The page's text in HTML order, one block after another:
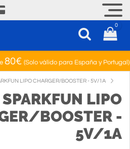
0
80€ (Solo válido para España y Portugal)
LIPO CHARGER/BOOSTER - 5V/1A
SPARKFUN LIPO
BOOSTER -
5V/1A